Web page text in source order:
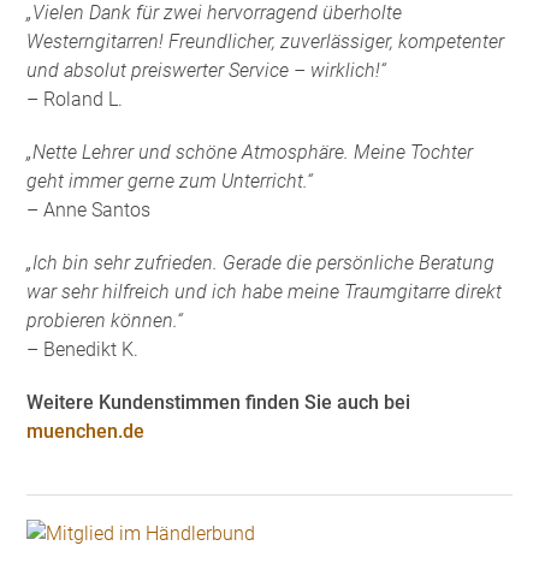
„Vielen Dank für zwei hervorragend überholte
Westerngitarren! Freundlicher, zuverlässiger, kompetenter
und absolut preiswerter Service – wirklich!“
– Roland L.
„Nette Lehrer und schöne Atmosphäre. Meine Tochter
geht immer gerne zum Unterricht.“
– Anne Santos
„Ich bin sehr zufrieden. Gerade die persönliche Beratung
war sehr hilfreich und ich habe meine Traumgitarre direkt
probieren können.“
– Benedikt K.
Weitere Kundenstimmen finden Sie auch bei
muenchen.de